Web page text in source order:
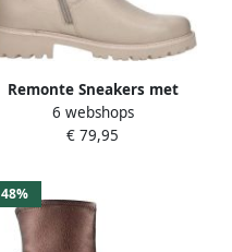
Remonte Sneakers met
sleehak Casual-boots
enkellaars plateauboots
6 webshops
€ 79,95
48%